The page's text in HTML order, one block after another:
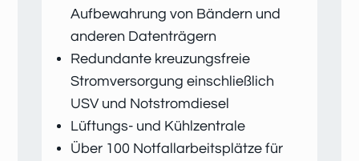
Aufbewahrung von Bändern und
anderen Datenträgern
Redundante kreuzungsfreie
Stromversorgung einschließlich
USV und Notstromdiesel
Lüftungs- und Kühlzentrale
Über 100 Notfallarbeitsplätze für